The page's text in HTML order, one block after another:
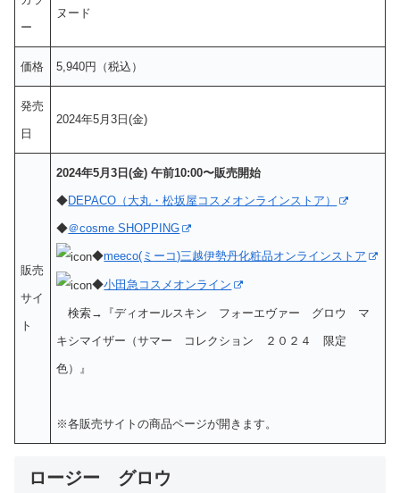
ー
ヌード
価格 5,940円（税込）
発売
日
2024年5月3日(金)
販売
サイ
ト
2024年5月3日(金) 午前10:00〜販売開始
◆DEPACO（大丸・松坂屋コスメオンラインストア）
◆＠cosme SHOPPING
◆meeco(ミーコ)三越伊勢丹化粧品オンラインストア
◆小田急コスメオンライン
検索→『ディオールスキン フォーエヴァー グロウ マ
キシマイザー（サマー コレクション ２０２４ 限定
色）』
※各販売サイトの商品ページが開きます。
ロージー グロウ